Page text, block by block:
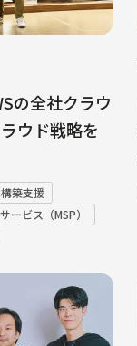
の全社クラウ
ウド戦略を
築支援
ービス（MSP）